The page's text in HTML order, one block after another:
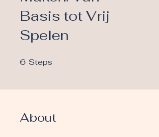
Basis tot Vrij
Spelen
6 Steps
About